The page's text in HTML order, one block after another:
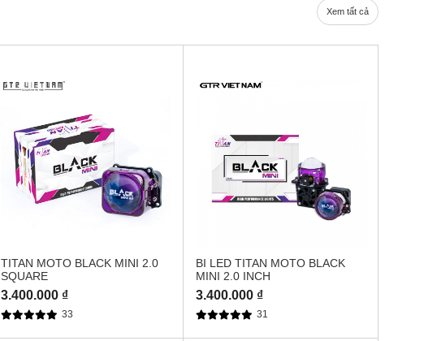
Xem tất cả
TITAN MOTO BLACK MINI 2.0
SQUARE
3.400.000 ₫
33
BI LED TITAN MOTO BLACK
MINI 2.0 INCH
3.400.000 ₫
31